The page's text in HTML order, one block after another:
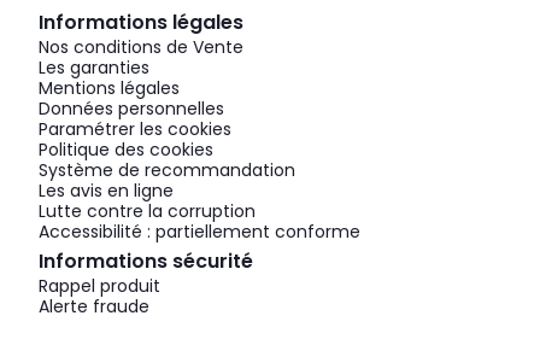
Informations légales
Nos conditions de Vente
Les garanties
Mentions légales
Données personnelles
Paramétrer les cookies
Politique des cookies
Système de recommandation
Les avis en ligne
Lutte contre la corruption
Accessibilité : partiellement conforme
Informations sécurité
Rappel produit
Alerte fraude